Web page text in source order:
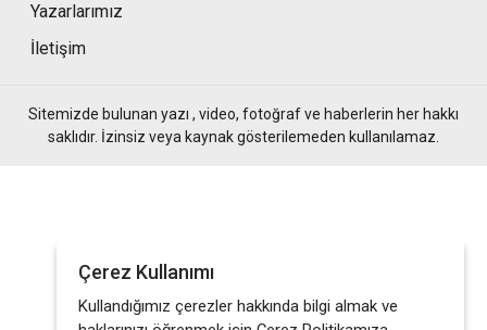
Yazarlarımız
İletişim
Sitemizde bulunan yazı , video, fotoğraf ve haberlerin her hakkı
saklıdır. İzinsiz veya kaynak gösterilemeden kullanılamaz.
Çerez Kullanımı
Kullandığımız çerezler hakkında bilgi almak ve